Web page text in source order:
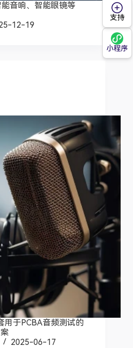
音响、智能眼镜等
12-19
用于PCBA音频测试的
2025-06-17
支持
小程序